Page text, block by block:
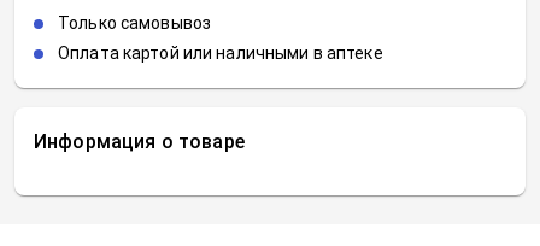
Информация о товаре
Только самовывоз
Оплата картой или наличными в аптеке